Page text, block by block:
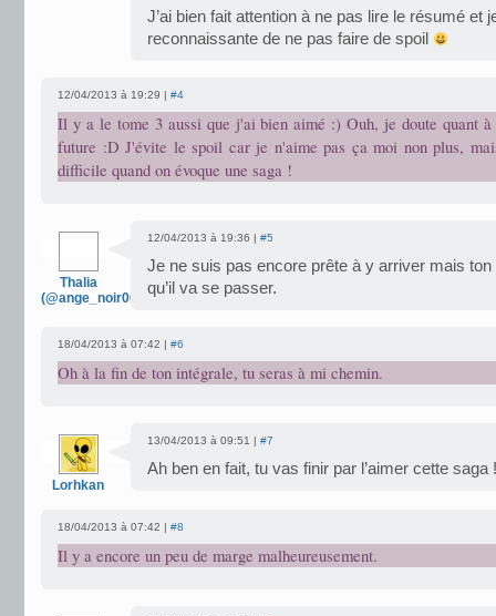
J’ai bien fait attention à ne pas lire le résumé et
reconnaissante de ne pas faire de spoil
12/04/2013 à 19:29 | #4
Il y a le tome 3 aussi que j'ai bien aimé :) Ouh, je doute quant
future :D J'évite le spoil car je n'aime pas ça moi non plus,
difficile quand on évoque une saga !
Thalia
(@ange_noir007)
12/04/2013 à 19:36 | #5
Je ne suis pas encore prête à y arriver mais
qu’il va se passer.
18/04/2013 à 07:42 | #6
Oh à la fin de ton intégrale, tu seras à mi chemin.
Lorhkan
13/04/2013 à 09:51 | #7
Ah ben en fait, tu vas finir par l’aimer cette saga
18/04/2013 à 07:42 | #8
Il y a encore un peu de marge malheureusement.